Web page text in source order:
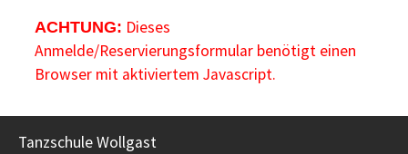
ACHTUNG: Dieses
Anmelde/Reservierungsformular benötigt einen
Browser mit aktiviertem Javascript.
Tanzschule Wollgast